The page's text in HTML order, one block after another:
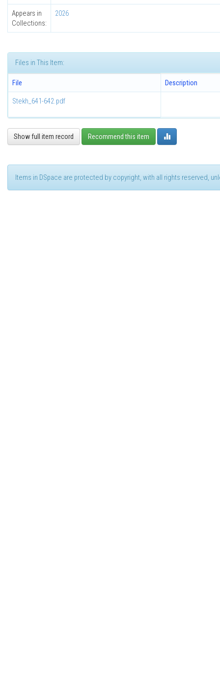
Appears in
Collections:
2026
Files in This Item:
File Description
Stekh_641-642.pdf
Show full item record Recommend this item
Items in DSpace are protected by copyright, with all rights reserved,